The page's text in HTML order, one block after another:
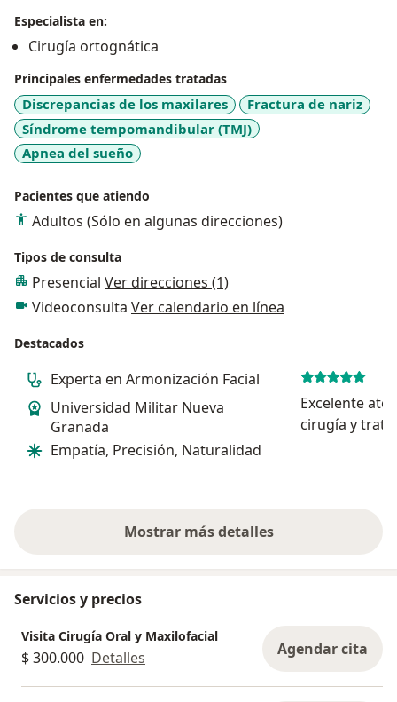
Especialista en:
Cirugía ortognática
Principales enfermedades tratadas
Discrepancias de los maxilares
Fractura de nariz
Síndrome tempomandibular (TMJ)
Apnea del sueño
Pacientes que atiendo
Adultos (Sólo en algunas direcciones)
Tipos de consulta
Presencial Ver direcciones (1)
Videoconsulta Ver calendario en línea
Destacados
Experta en Armonización Facial
Universidad Militar Nueva
Granada
Empatía, Precisión, Naturalidad
Excelente
cirugía y
Mostrar más detalles
sobre la experiencia
Servicios y precios
Visita Cirugía Oral y Maxilofacial
$ 300.000 Detalles Agendar cita